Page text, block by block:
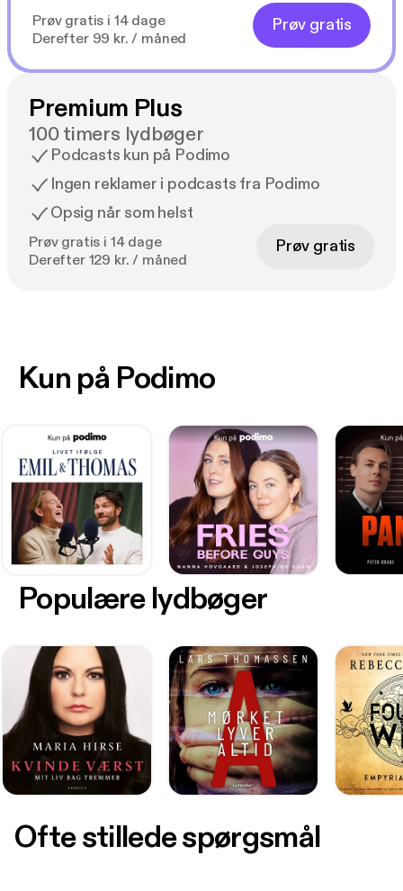
Prøv gratis i 14 dage
Derefter 99 kr. / måned
Prøv gratis
Premium Plus
100 timers lydbøger
Podcasts kun på Podimo
Ingen reklamer i podcasts fra Podimo
Opsig når som helst
Prøv gratis i 14 dage
Derefter 129 kr. / måned
Prøv gratis
Kun på Podimo
Populære lydbøger
Ofte stillede spørgsmål